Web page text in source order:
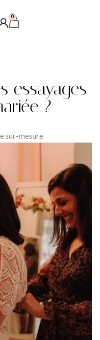
0
essayages
?
sur-mesure